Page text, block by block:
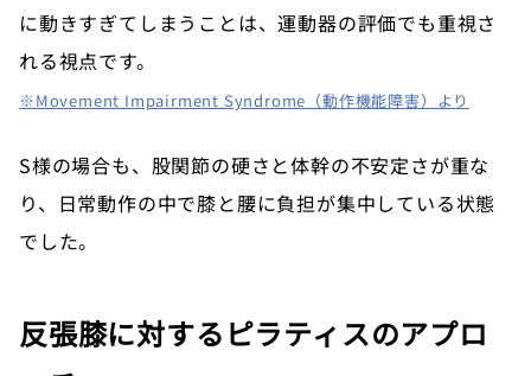
に動きすぎてしまうことは、運動器の評価でも重視さ
れる視点です。
※Movement Impairment Syndrome（動作機能障害）より
S様の場合も、股関節の硬さと体幹の不安定さが重な
り、日常動作の中で膝と腰に負担が集中している状態
でした。
反張膝に対するピラティスのアプロ